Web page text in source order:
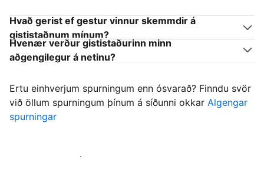
Hvað gerist ef gestur vinnur skemmdir á
gististaðnum mínum?
Hvenær verður gististaðurinn minn
aðgengilegur á netinu?
Ertu einhverjum spurningum enn ósvarað? Finndu svör
við öllum spurningum þínum á síðunni okkar Algengar
spurningar
Byrja að taka á móti gestum